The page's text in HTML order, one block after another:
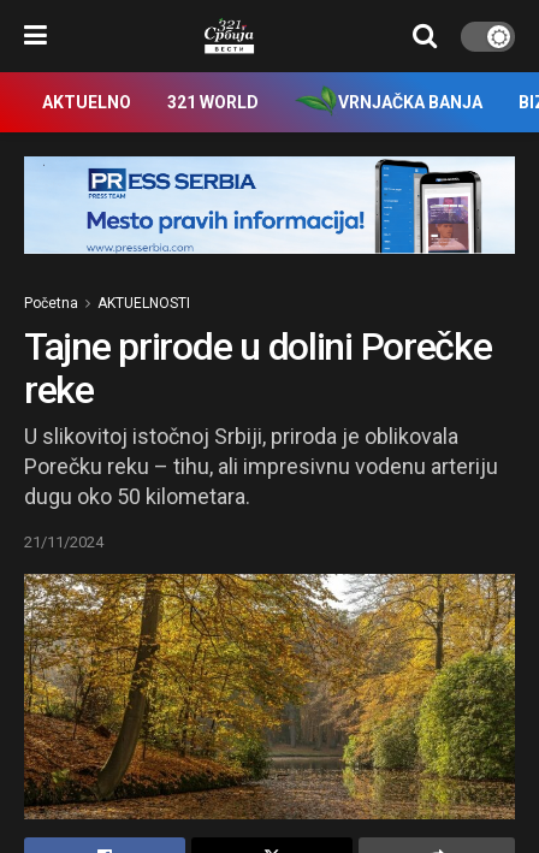
AKTUELNO 321 WORLD VRNJAČKA BANJA
Početna AKTUELNOSTI
Tajne prirode u dolini Porečke
reke
U slikovitoj istočnoj Srbiji, priroda je oblikovala
Porečku reku – tihu, ali impresivnu vodenu arteriju
dugu oko 50 kilometara.
21/11/2024